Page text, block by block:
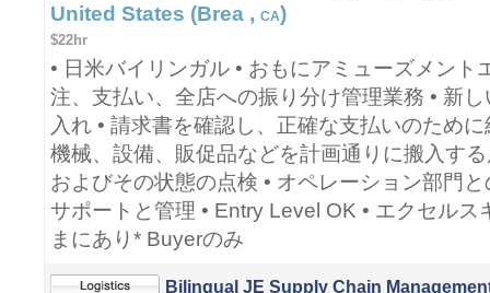
United States (Brea , CA)
$22hr
• 日米バイリンガル • おもにアミューズメント
注、支払い、全店への振り分け管理業務 • 新
入れ • 請求書を確認し、正確な支払いのため
機械、設備、販促品などを計画通りに搬入す
およびその状態の点検 • オペレーション部門
サポートと管理 • Entry Level OK • エクセルス
まにあり* Buyerのみ
Bilingual JE Supply Chain